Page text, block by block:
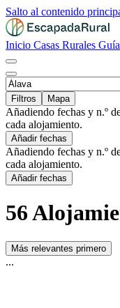
Salto al contenido
Inicio Casas Rurales
Filtros
Mapa
Añadiendo fechas y n.º
cada alojamiento.
Añadir fechas
Añadiendo fechas y n.º
cada alojamiento.
Añadir fechas
56
Más relevantes primero
...